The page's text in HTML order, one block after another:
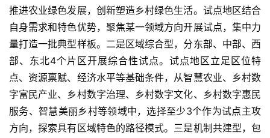
推进农业绿色发展，创新塑造乡村绿色生活。试点地区结合
自身需求和特色优势，聚焦某一领域方向开展试点，集中力
量打造一批典型样板。二是区域综合型，分东部、中部、西
部、东北4个片区开展综合性试点。试点地区立足区位特
点、资源禀赋、经济水平等基础条件，从智慧农业、乡村数
字富民产业、乡村数字治理、乡村数字文化、乡村数字惠民
服务、智慧美丽乡村等领域中，选择至少3个作为试点主攻
方向，探索具有区域特色的路径模式。三是机制共建型，包